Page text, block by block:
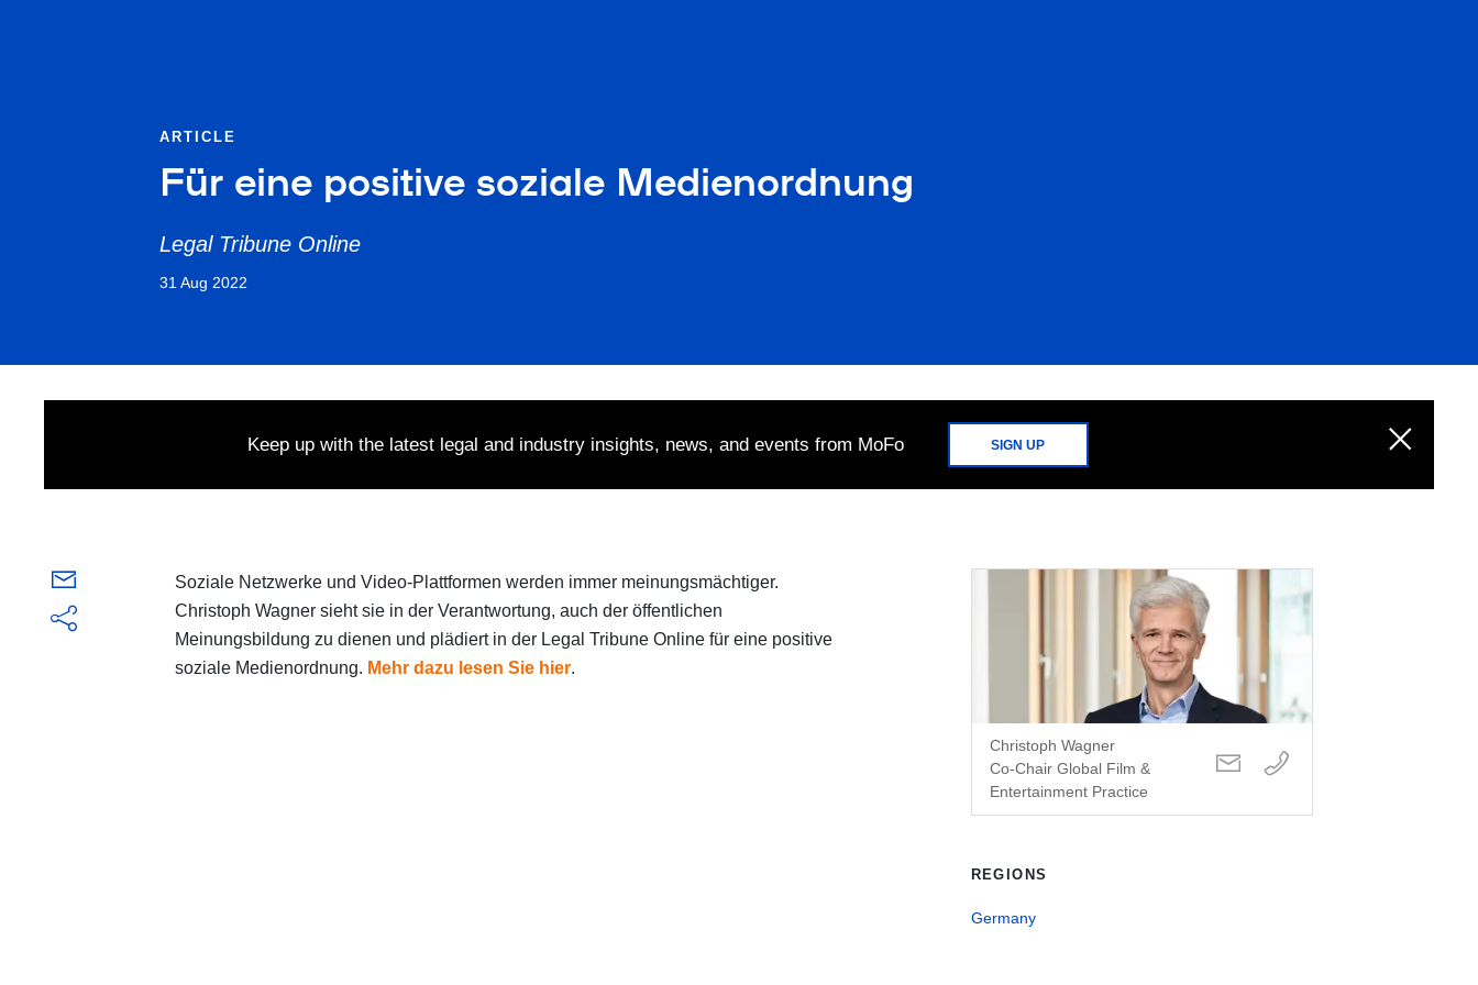
ARTICLE
Für eine posi­tive soziale Medi­en­ord­nung
Legal Tribune Online
31 Aug 2022
Keep up with the latest legal and industry insights, news, and events from MoFo SIGN UP
Soziale Netzwerke und Video-Plattformen werden immer meinungsmächtiger.
Christoph Wagner sieht sie in der Verantwortung, auch der öffentlichen
Meinungsbildung zu dienen und plädiert in der Legal Tribune Online für eine positive
soziale Medienordnung. Mehr dazu lesen Sie hier.
Christoph Wagner
Co-Chair Global Film &
Entertainment Practice
REGIONS
Germany